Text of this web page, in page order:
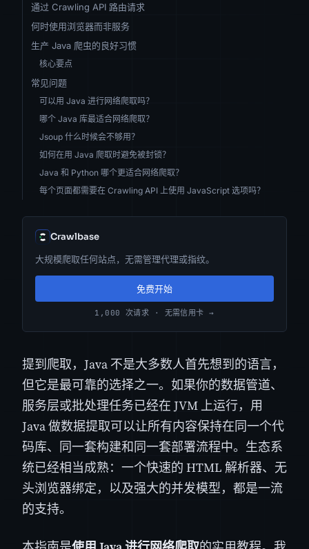
通过 Crawling API 路由请求
何时使用浏览器而非服务
生产 Java 爬虫的良好习惯
核心要点
常见问题
可以用 Java 进行网络爬取吗？
哪个 Java 库最适合网络爬取？
Jsoup 什么时候会不够用？
如何在用 Java 爬取时避免被封锁？
Java 和 Python 哪个更适合网络爬取？
每个页面都需要在 Crawling API 上使用 JavaScript 选项吗？
Crawlbase
大规模爬取任何站点，无需管理代理或指纹。
免费开始
1,000 次请求 · 无需信用卡 →
提到爬取，Java 不是大多数人首先想到的语言，
但它是最可靠的选择之一。如果你的数据管道、
服务层或批处理任务已经在 JVM 上运行，用
Java 做数据提取可以让所有内容保持在同一个代
码库、同一套构建和同一套部署流程中。生态系
统已经相当成熟：一个快速的 HTML 解析器、无
头浏览器绑定，以及强大的并发模型，都是一流
的支持。